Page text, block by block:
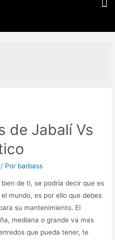
de Jabalí Vs
/ Por barbass
de ti, se podría decir que es
mundo, es por ello que debes
su mantenimiento. El
mediana o grande va mas
que pueda tener, te